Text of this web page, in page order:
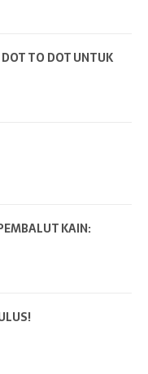
TO DOT UNTUK
KAIN: